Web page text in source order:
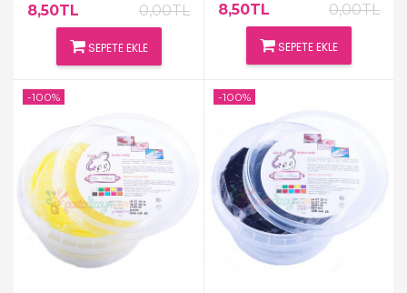
8,50TL 0,00TL
SEPETE EKLE
8,50TL 0,00TL
SEPETE EKLE
-100% -100%